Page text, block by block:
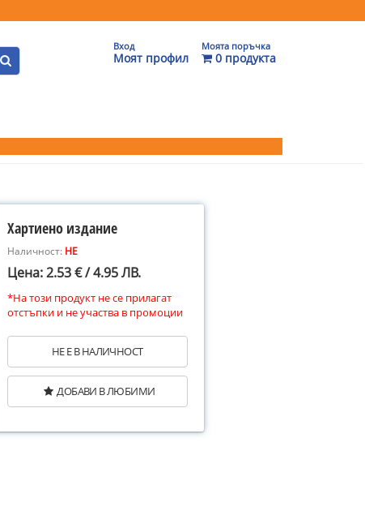
Вход
Моят профил
Моята поръчка
0 продукта
Хартиено издание
Наличност: НЕ
Цена: 2.53 € / 4.95 ЛВ.
*На този продукт не се прилагат
отстъпки и не участва в промоции
НЕ Е В НАЛИЧНОСТ
ДОБАВИ В ЛЮБИМИ